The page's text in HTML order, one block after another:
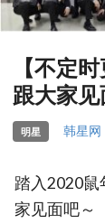
【不定
跟大家见
明星 韩星网
踏入2020
家见面吧～